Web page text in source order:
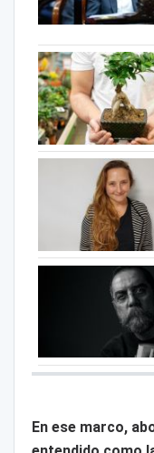
En ese marco,